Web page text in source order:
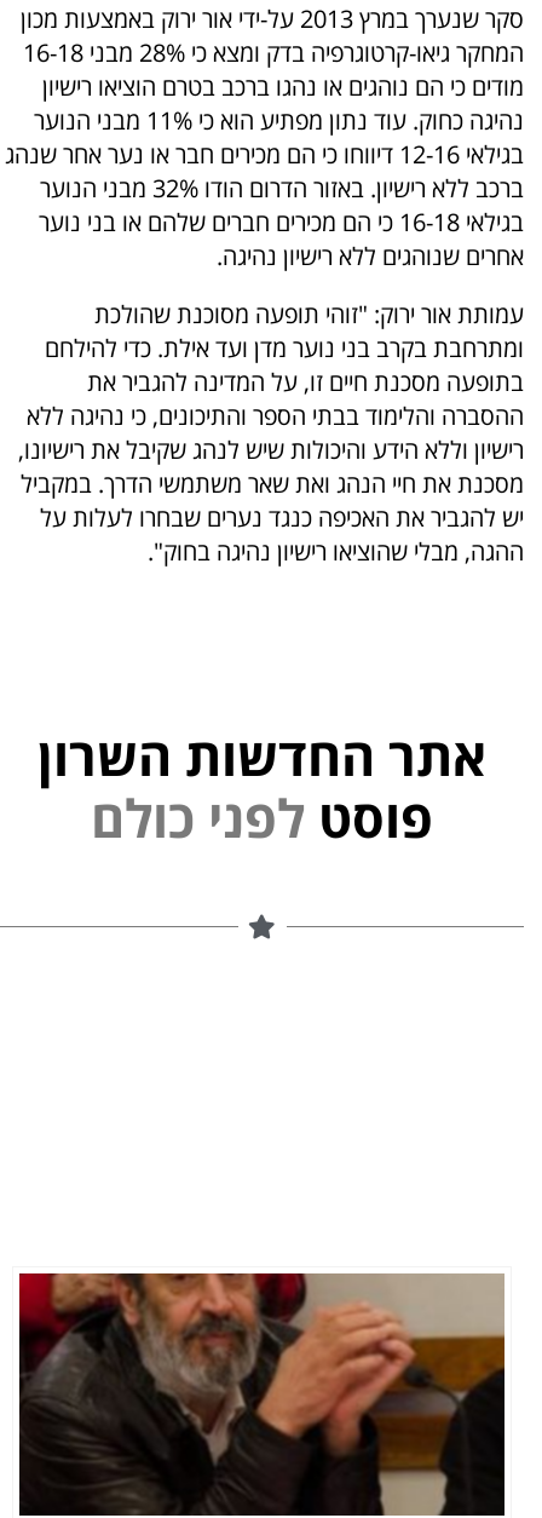
סקר שנערך במרץ 2013 על-ידי אור ירוק באמצעות מכון
המחקר גיאו-קרטוגרפיה בדק ומצא כי 28% מבני 16-18
מודים כי הם נוהגים או נהגו ברכב בטרם הוציאו רישיון
נהיגה כחוק. עוד נתון מפתיע הוא כי 11% מבני הנוער
בגילאי 12-16 דיווחו כי הם מכירים חבר או נער אחר שנהג
ברכב ללא רישיון. באזור הדרום הודו 32% מבני הנוער
בגילאי 16-18 כי הם מכירים חברים שלהם או בני נוער
אחרים שנוהגים ללא רישיון נהיגה.
עמותת אור ירוק: "זוהי תופעה מסוכנת שהולכת
ומתרחבת בקרב בני נוער מדן ועד אילת. כדי להילחם
בתופעה מסכנת חיים זו, על המדינה להגביר את
ההסברה והלימוד בבתי הספר והתיכונים, כי נהיגה ללא
רישיון וללא הידע והיכולות שיש לנהג שקיבל את רישיונו,
מסכנת את חיי הנהג ואת שאר משתמשי הדרך. במקביל
יש להגביר את האכיפה כנגד נערים שבחרו לעלות על
ההגה, מבלי שהוציאו רישיון נהיגה בחוק".
אתר החדשות השרון
פוסט